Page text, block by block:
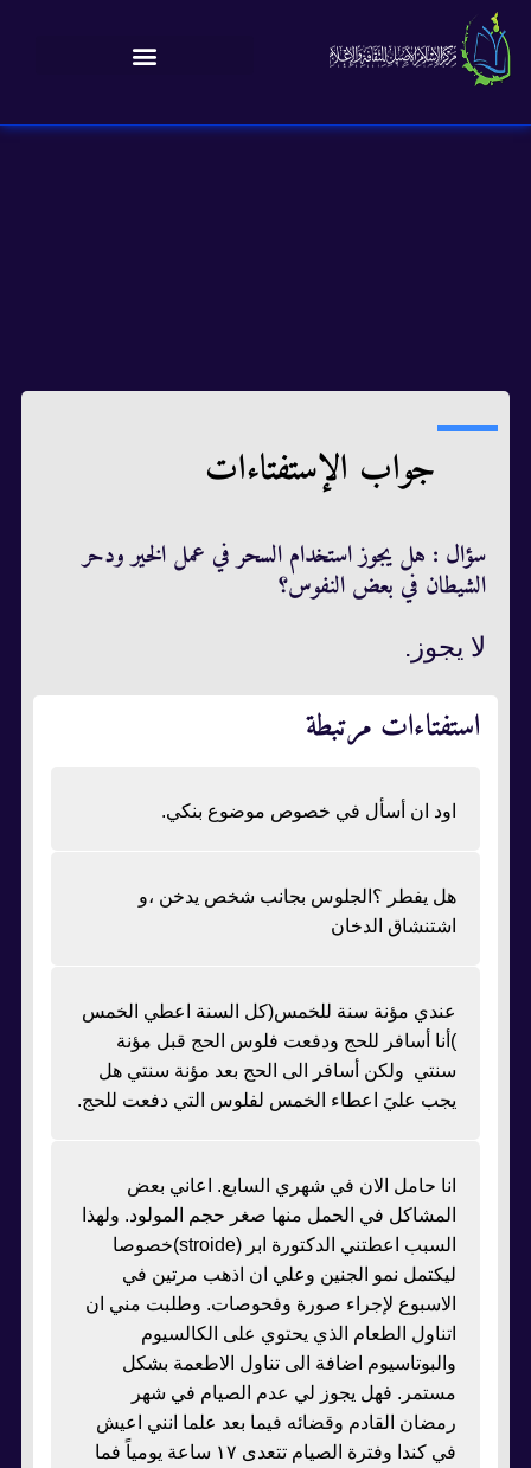
جواب الإستفتاءات
سؤال : هل يجوز استخدام السحر في عمل الخير ودحر
الشيطان في بعض النفوس؟
لا يجوز.
استفتاءات مرتبطة
اود ان أسأل في خصوص موضوع بنكي.
هل يفطر ؟الجلوس بجانب شخص يدخن ،و
اشتنشاق الدخان
عندي مؤنة سنة للخمس(كل السنة اعطي الخمس
)أنا أسافر للحج ودفعت فلوس الحج قبل مؤنة
سنتي ولكن أسافر الى الحج بعد مؤنة سنتي هل
يجب عليَ اعطاء الخمس لفلوس التي دفعت للحج.
انا حامل الان في شهري السابع. اعاني بعض
المشاكل في الحمل منها صغر حجم المولود. ولهذا
السبب اعطتني الدكتورة ابر (stroide)خصوصا
ليكتمل نمو الجنين وعلي ان اذهب مرتين في
الاسبوع لإجراء صورة وفحوصات. وطلبت مني ان
اتناول الطعام الذي يحتوي على الكالسيوم
والبوتاسيوم اضافة الى تناول الاطعمة بشكل
مستمر. فهل يجوز لي عدم الصيام في شهر
رمضان القادم وقضائه فيما بعد علما انني اعيش
في كندا وفترة الصيام تتعدى ١٧ ساعة يومياً فما